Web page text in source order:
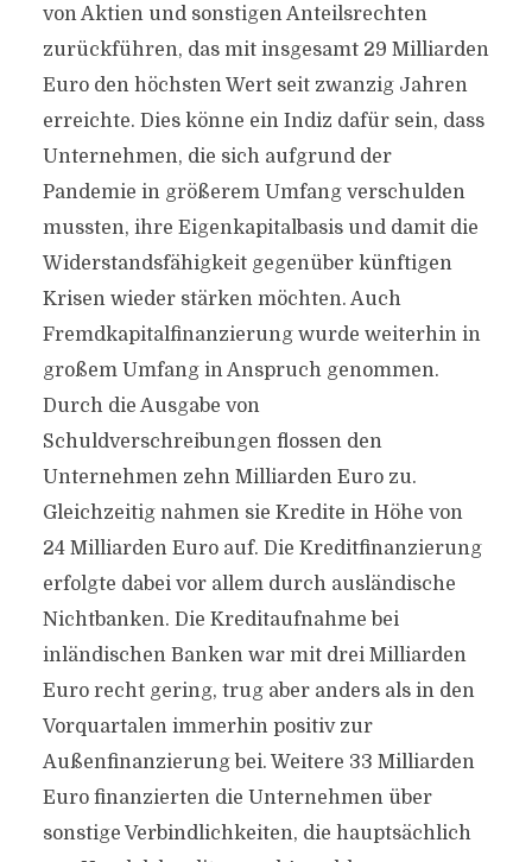
von Aktien und sonstigen Anteilsrechten
zurückführen, das mit insgesamt 29 Milliarden
Euro den höchsten Wert seit zwanzig Jahren
erreichte. Dies könne ein Indiz dafür sein, dass
Unternehmen, die sich aufgrund der
Pandemie in größerem Umfang verschulden
mussten, ihre Eigenkapitalbasis und damit die
Widerstandsfähigkeit gegenüber künftigen
Krisen wieder stärken möchten. Auch
Fremdkapitalfinanzierung wurde weiterhin in
großem Umfang in Anspruch genommen.
Durch die Ausgabe von
Schuldverschreibungen flossen den
Unternehmen zehn Milliarden Euro zu.
Gleichzeitig nahmen sie Kredite in Höhe von
24 Milliarden Euro auf. Die Kreditfinanzierung
erfolgte dabei vor allem durch ausländische
Nichtbanken. Die Kreditaufnahme bei
inländischen Banken war mit drei Milliarden
Euro recht gering, trug aber anders als in den
Vorquartalen immerhin positiv zur
Außenfinanzierung bei. Weitere 33 Milliarden
Euro finanzierten die Unternehmen über
sonstige Verbindlichkeiten, die hauptsächlich